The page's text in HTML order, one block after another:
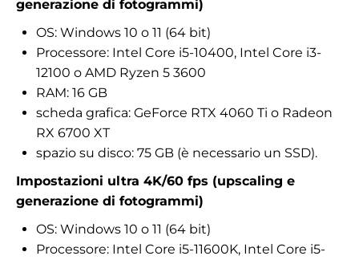
generazione di fotogrammi)
OS: Windows 10 o 11 (64 bit)
Processore: Intel Core i5-10400, Intel Core i3-
12100 o AMD Ryzen 5 3600
RAM: 16 GB
scheda grafica: GeForce RTX 4060 Ti o Radeon
RX 6700 XT
spazio su disco: 75 GB (è necessario un SSD).
Impostazioni ultra 4K/60 fps (upscaling e
generazione di fotogrammi)
OS: Windows 10 o 11 (64 bit)
Processore: Intel Core i5-11600K, Intel Core i5-